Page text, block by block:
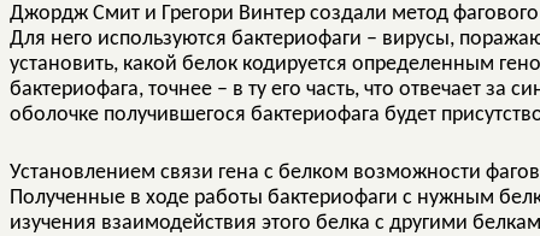
Джордж Смит и Грегори Винтер создали метод
Для него используются бактериофаги – вирусы,
установить, какой белок кодируется определенным
бактериофага, точнее – в ту его часть, что отвечает за
оболочке получившегося бактериофага будет
Установлением связи гена с белком возможности
Полученные в ходе работы бактериофаги с нужным
изучения взаимодействия этого белка с другими